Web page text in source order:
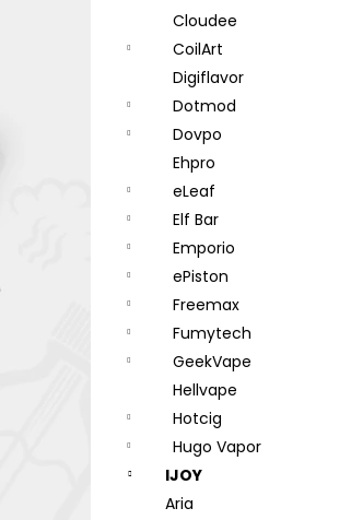
Cloudee
CoilArt
Digiflavor
Dotmod
Dovpo
Ehpro
eLeaf
Elf Bar
Emporio
ePiston
Freemax
Fumytech
GeekVape
Hellvape
Hotcig
Hugo Vapor
IJOY
Aria